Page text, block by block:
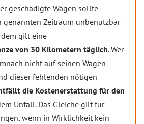
geschädigte Wagen sollte
genannten Zeitraum unbenutzbar
gilt eine
von 30 Kilometern täglich. Wer
nicht auf seinen Wagen
dieser fehlenden nötigen
die Kostenerstattung für den
Unfall. Das Gleiche gilt für
wenn in Wirklichkeit kein